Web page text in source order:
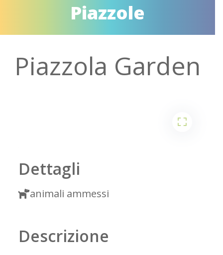
Piazzole
Piazzola Garden
Dettagli
animali ammessi
Descrizione